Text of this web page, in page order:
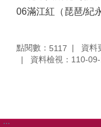
06滿江紅（琵琶/紀
點閱數： 5117
資料
資料檢視：110-
:::